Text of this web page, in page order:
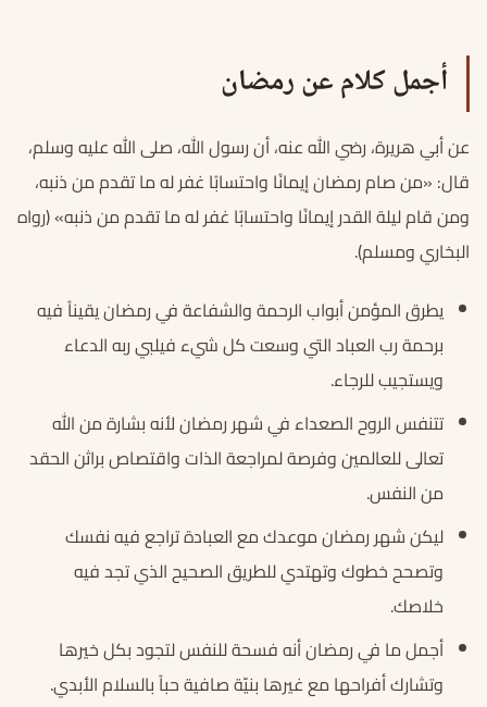
أجمل كلام عن رمضان
عن أبي هريرة، رضي الله عنه، أن رسول الله، صلى الله عليه وسلم،
قال: «من صام رمضان إيمانًا واحتسابًا غفر له ما تقدم من ذنبه،
ومن قام ليلة القدر إيمانًا واحتسابًا غفر له ما تقدم من ذنبه» (رواه
البخاري ومسلم).
يطرق المؤمن أبواب الرحمة والشفاعة في رمضان يقيناً فيه
برحمة رب العباد التي وسعت كل شيء فيلبي ربه الدعاء
ويستجيب للرجاء.
تتنفس الروح الصعداء في شهر رمضان لأنه بشارة من الله
تعالى للعالمين وفرصة لمراجعة الذات واقتصاص براثن الحقد
من النفس.
ليكن شهر رمضان موعدك مع العبادة تراجع فيه نفسك
وتصحح خطوك وتهتدي للطريق الصحيح الذي تجد فيه
خلاصك.
أجمل ما في رمضان أنه فسحة للنفس لتجود بكل خيرها
وتشارك أفراحها مع غيرها بنيّة صافية حباً بالسلام الأبدي.